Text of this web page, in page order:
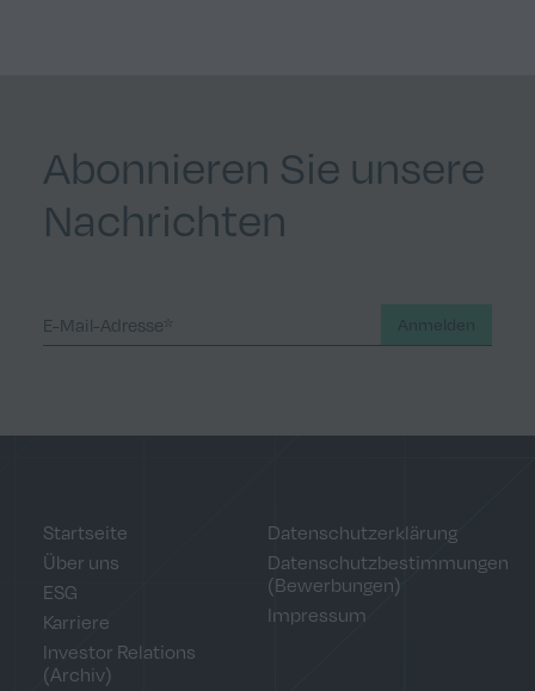
Abonnieren Sie unsere
Nachrichten
Startseite
Über uns
ESG
Karriere
Investor Relations
(Archiv)
Datenschutzerklärung
Datenschutzbestimmungen
(Bewerbungen)
Impressum